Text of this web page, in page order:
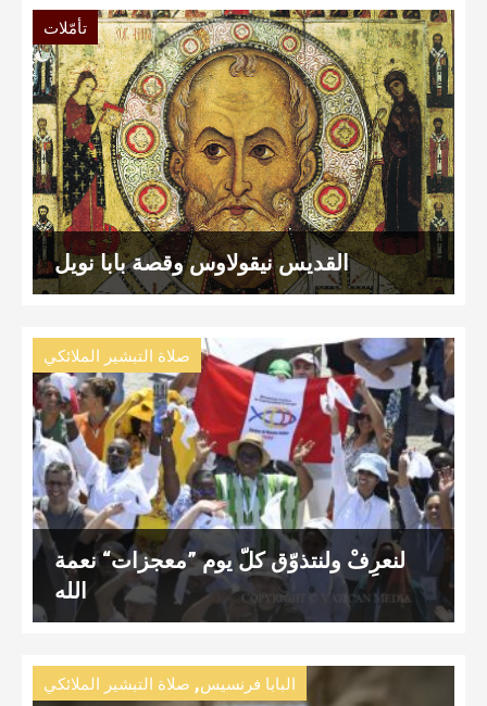
تأمّلات
القديس نيقولاوس وقصة بابا نويل
صلاة التبشير الملائكي
لنعرِفْ ولنتذوّق كلّ يوم ”معجزات“ نعمة
الله
البابا فرنسيس, صلاة التبشير الملائكي